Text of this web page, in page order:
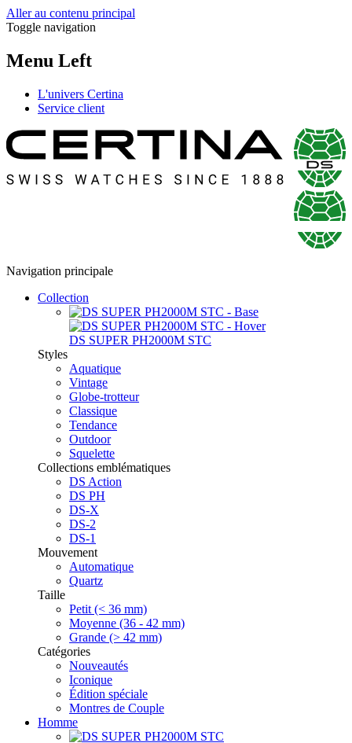
Aller au contenu principal
Toggle navigation
Menu Left
L'univers Certina
Service client
Navigation principale
Collection
DS SUPER PH2000M STC
Styles
Aquatique
Vintage
Globe-trotteur
Classique
Tendance
Outdoor
Squelette
Collections emblématiques
DS Action
DS PH
DS-X
DS-2
DS-1
Mouvement
Automatique
Quartz
Taille
Petit (< 36 mm)
Moyenne (36 - 42 mm)
Grande (> 42 mm)
Catégories
Nouveautés
Iconique
Édition spéciale
Montres de Couple
Homme